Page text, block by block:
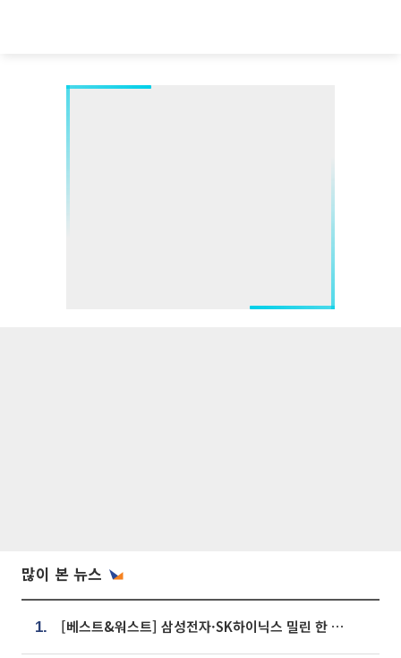
많이 본 뉴스
1. [베스트&워스트] 삼성전자·SK하이닉스 밀린 한 주…상상인증권은 85% 급등